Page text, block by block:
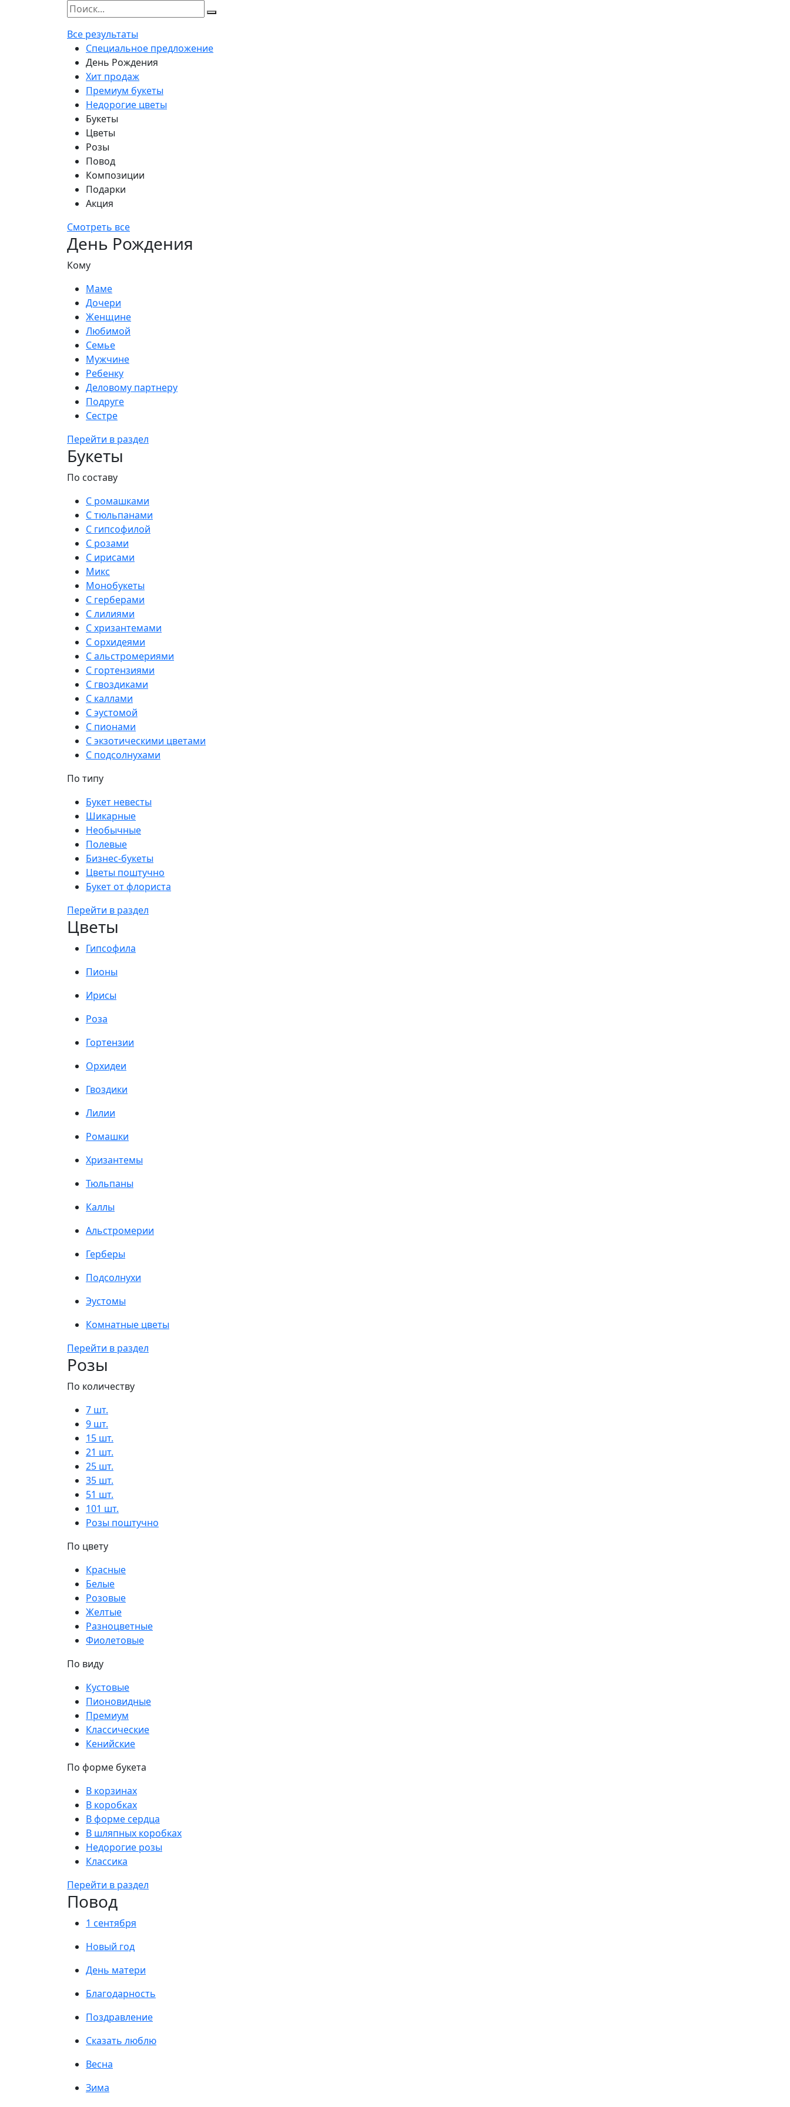
Все результаты
Специальное предложение
День Рождения
Хит продаж
Премиум букеты
Недорогие цветы
Букеты
Цветы
Розы
Повод
Композиции
Подарки
Акция
Смотреть все
День Рождения
Кому
Маме
Дочери
Женщине
Любимой
Семье
Мужчине
Ребенку
Деловому партнеру
Подруге
Сестре
Перейти в раздел
Букеты
По составу
С ромашками
С тюльпанами
С гипсофилой
С розами
С ирисами
Микс
Монобукеты
С герберами
С лилиями
С хризантемами
С орхидеями
С альстромериями
С гортензиями
С гвоздиками
С каллами
С эустомой
С пионами
С экзотическими цветами
С подсолнухами
По типу
Букет невесты
Шикарные
Необычные
Полевые
Бизнес-букеты
Цветы поштучно
Букет от флориста
Перейти в раздел
Цветы
Гипсофила
Пионы
Ирисы
Роза
Гортензии
Орхидеи
Гвоздики
Лилии
Ромашки
Хризантемы
Тюльпаны
Каллы
Альстромерии
Герберы
Подсолнухи
Эустомы
Комнатные цветы
Перейти в раздел
Розы
По количеству
7 шт.
9 шт.
15 шт.
21 шт.
25 шт.
35 шт.
51 шт.
101 шт.
Розы поштучно
По цвету
Красные
Белые
Розовые
Желтые
Разноцветные
Фиолетовые
По виду
Кустовые
Пионовидные
Премиум
Классические
Кенийские
По форме букета
В корзинах
В коробках
В форме сердца
В шляпных коробках
Недорогие розы
Классика
Перейти в раздел
Повод
1 сентября
Новый год
День матери
Благодарность
Поздравление
Сказать люблю
Весна
Зима